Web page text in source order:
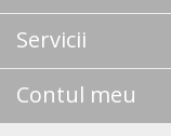
Servicii
Contul meu